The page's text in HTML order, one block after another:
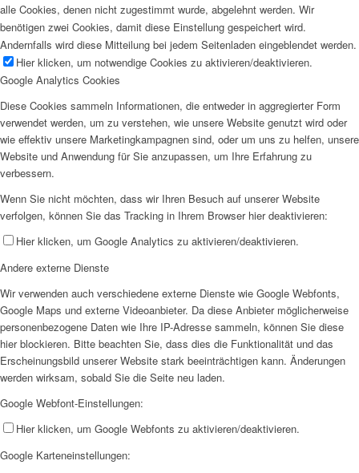
alle Cookies, denen nicht zugestimmt wurde, abgelehnt werden. Wir
benötigen zwei Cookies, damit diese Einstellung gespeichert wird.
Andernfalls wird diese Mitteilung bei jedem Seitenladen eingeblendet werden.
Hier klicken, um notwendige Cookies zu aktivieren/deaktivieren.
Google Analytics Cookies
Diese Cookies sammeln Informationen, die entweder in aggregierter Form
verwendet werden, um zu verstehen, wie unsere Website genutzt wird oder
wie effektiv unsere Marketingkampagnen sind, oder um uns zu helfen, unsere
Website und Anwendung für Sie anzupassen, um Ihre Erfahrung zu
verbessern.
Wenn Sie nicht möchten, dass wir Ihren Besuch auf unserer Website
verfolgen, können Sie das Tracking in Ihrem Browser hier deaktivieren:
Hier klicken, um Google Analytics zu aktivieren/deaktivieren.
Andere externe Dienste
Wir verwenden auch verschiedene externe Dienste wie Google Webfonts,
Google Maps und externe Videoanbieter. Da diese Anbieter möglicherweise
personenbezogene Daten wie Ihre IP-Adresse sammeln, können Sie diese
hier blockieren. Bitte beachten Sie, dass dies die Funktionalität und das
Erscheinungsbild unserer Website stark beeinträchtigen kann. Änderungen
werden wirksam, sobald Sie die Seite neu laden.
Google Webfont-Einstellungen:
Hier klicken, um Google Webfonts zu aktivieren/deaktivieren.
Google Karteneinstellungen: